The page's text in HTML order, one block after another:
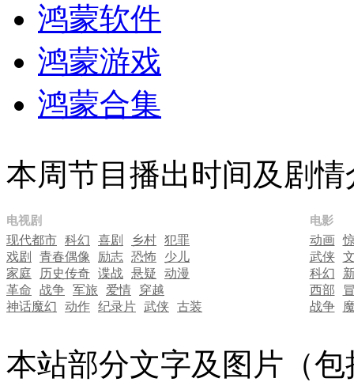
鸿蒙软件
鸿蒙游戏
鸿蒙合集
本周节目播出时间及剧情
电视剧
现代都市 科幻 喜剧 乡村 犯罪
戏剧
青春偶像 励志 恐怖
少儿
家庭
历史传奇 谍战 悬疑
动漫
革命
战争 军旅 爱情
穿越
神话魔幻
动作 纪录片 武侠 古装
电影
动画
武侠
科幻
西部
战争
本站部分文字及图片（